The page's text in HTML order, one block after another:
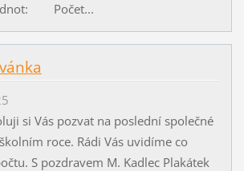
Počet...
si Vás pozvat na poslední společné
roce. Rádi Vás uvidíme co
S pozdravem M. Kadlec Plakátek